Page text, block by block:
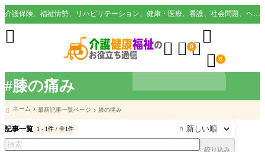
#膝の痛み
介護保険、福祉情勢、リハビリテーション、健康・医療、看護、社会問題、ヘルスケア業界など様々な切り口から役立つ情報を配信。
  0

 0

 ホーム 最新記事一覧ページ 膝の痛み
記事一覧 1 - 1件 / 全1件 
絞り込み